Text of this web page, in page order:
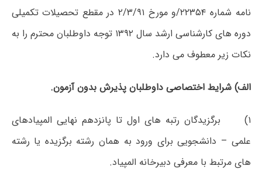
نامه شماره ۲۲۳۵۴/و مورخ ۲/۳/۹۱ در مقطع تحصیلات تکمیلی
دوره های کارشناسی ارشد سال ۱۳۹۲ توجه داوطلبان محترم را به
نکات زیر معطوف می دارد.
الف) شرایط اختصاصی داوطلبان پذیرش بدون آزمون.
۱) برگزیدگان رتبه های اول تا پانزدهم نهایی المپیادهای
علمی – دانشجویی برای ورود به همان رشته برگزیده یا رشته
های مرتبط با معرفی دبیرخانه المپیاد.